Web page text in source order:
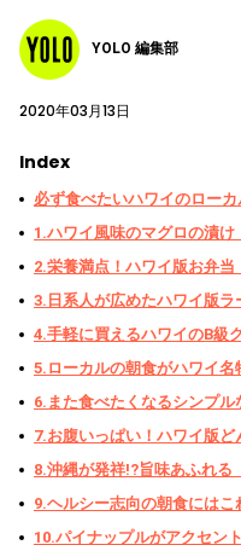
YOLO 編集部
2020年03月13日
Index
必ず食べたいハワイのロー
1.ハワイ風味のマグロの漬け
2.栄養満点！ハワイ版お弁当
3.日系人が広めたハワイ版ラ
4.手軽に買えるハワイのB級
5.ローカルの朝食がハワイ名
6.また食べたくなるシンプル
7.お腹いっぱい！ハワイ版ど
8.沖縄が発祥!?旨味あふれる
9.ヘルシー志向の朝食にはこ
10.パイナップルがアクセン